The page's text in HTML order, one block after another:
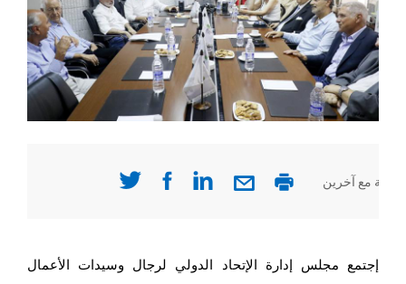
مع آخرين
إجتمع مجلس إدارة الإتحاد الدولي لرجال وسيدات الأعمال